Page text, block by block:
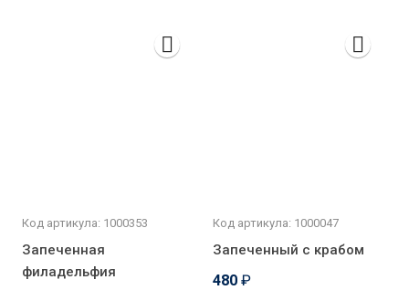
Код артикула: 1000353
Запеченная
филадельфия
Код артикула: 1000047
Запеченный с крабом
480 ₽